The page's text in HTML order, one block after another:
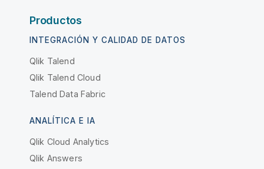
Productos
INTEGRACIÓN Y CALIDAD DE DATOS
Qlik Talend
Qlik Talend Cloud
Talend Data Fabric
ANALÍTICA E IA
Qlik Cloud Analytics
Qlik Answers